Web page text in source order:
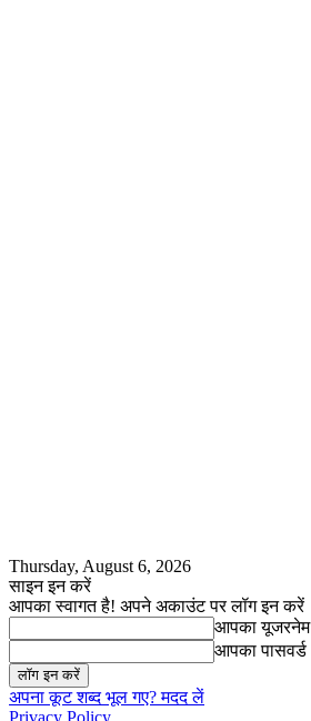
Thursday, August 6, 2026
साइन इन करें
आपका स्वागत है! अपने अकाउंट पर लॉग इन करें
आपका यूजरनेम
आपका पासवर्ड
अपना कूट शब्द भूल गए? मदद लें
Privacy Policy